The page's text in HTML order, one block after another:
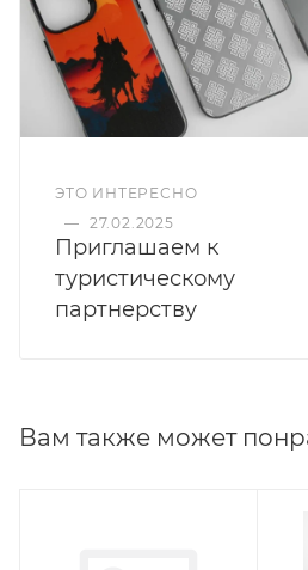
ЭТО ИНТЕРЕСНО
— 27.02.2025
Приглашаем к
туристическому
партнерству
Вам также может